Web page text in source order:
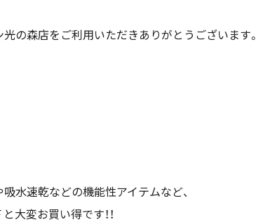
の森店をご利用いただきありがとうございます。
水速乾などの機能性アイテムなど、
変お買い得です！！